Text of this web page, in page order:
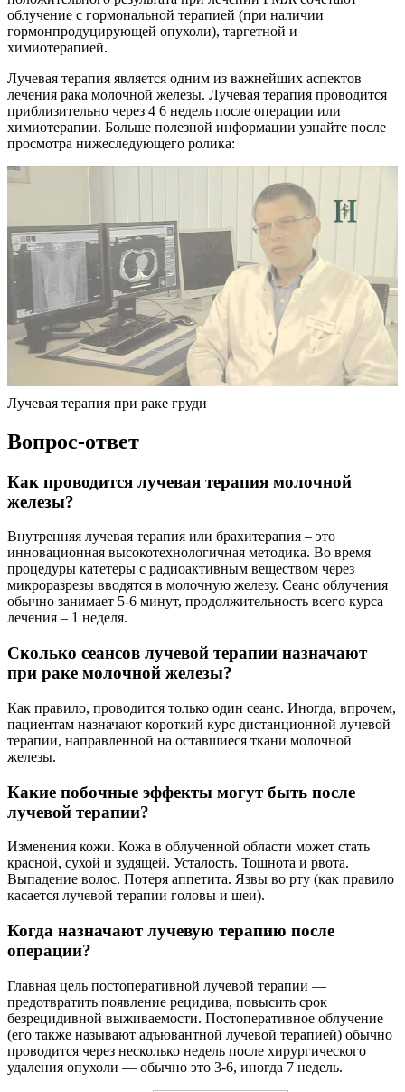
облучение с гормональной терапией (при наличии
гормонпродуцирующей опухоли), таргетной и
химиотерапией.
Лучевая терапия является одним из важнейших аспектов
лечения рака молочной железы. Лучевая терапия проводится
приблизительно через 4 6 недель после операции или
химиотерапии. Больше полезной информации узнайте после
просмотра нижеследующего ролика:
Лучевая терапия при раке груди
Вопрос-ответ
Как проводится лучевая терапия молочной
железы?
Внутренняя лучевая терапия или брахитерапия – это
инновационная высокотехнологичная методика. Во время
процедуры катетеры с радиоактивным веществом через
микроразрезы вводятся в молочную железу. Сеанс облучения
обычно занимает 5-6 минут, продолжительность всего курса
лечения – 1 неделя.
Сколько сеансов лучевой терапии назначают
при раке молочной железы?
Как правило, проводится только один сеанс. Иногда, впрочем,
пациентам назначают короткий курс дистанционной лучевой
терапии, направленной на оставшиеся ткани молочной
железы.
Какие побочные эффекты могут быть после
лучевой терапии?
Изменения кожи. Кожа в облученной области может стать
красной, сухой и зудящей. Усталость. Тошнота и рвота.
Выпадение волос. Потеря аппетита. Язвы во рту (как правило
касается лучевой терапии головы и шеи).
Когда назначают лучевую терапию после
операции?
Главная цель постоперативной лучевой терапии —
предотвратить появление рецидива, повысить срок
безрецидивной выживаемости. Постоперативное облучение
(его также называют адъювантной лучевой терапией) обычно
проводится через несколько недель после хирургического
удаления опухоли — обычно это 3-6, иногда 7 недель.